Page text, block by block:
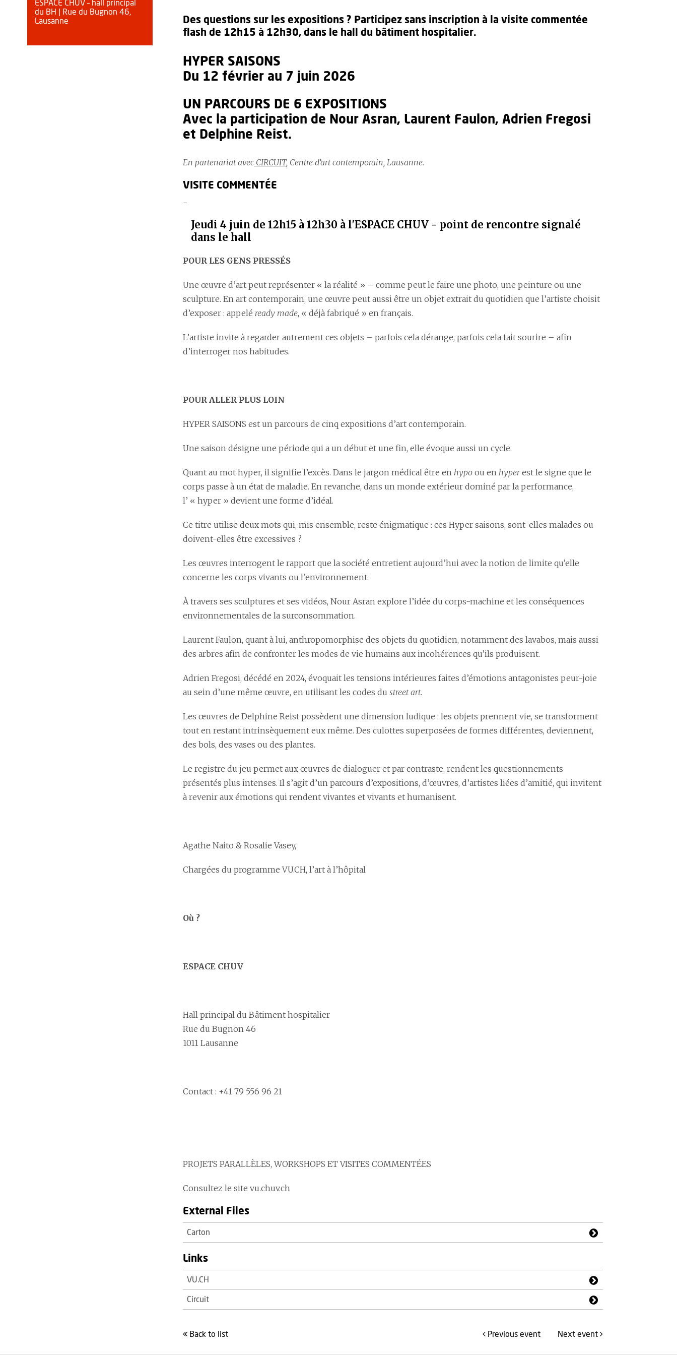
ESPACE CHUV – hall principal
du BH | Rue du Bugnon 46,
Lausanne
Des questions sur les expositions ? Participez sans inscription à la visite commentée
flash de 12h15 à 12h30, dans le hall du bâtiment hospitalier.
HYPER SAISONS
Du 12 février au 7 juin 2026
UN PARCOURS DE 6 EXPOSITIONS
Avec la participation de Nour Asran, Laurent Faulon, Adrien Fregosi
et Delphine Reist.
En partenariat avec CIRCUIT, Centre d’art contemporain, Lausanne.
VISITE COMMENTÉE
Jeudi 4 juin de 12h15 à 12h30 à l'ESPACE CHUV - point de rencontre signalé
dans le hall
POUR LES GENS PRESSÉS
Une œuvre d’art peut représenter « la réalité » – comme peut le faire une photo, une peinture ou une
sculpture. En art contemporain, une œuvre peut aussi être un objet extrait du quotidien que l’artiste choisit
d’exposer : appelé ready made, « déjà fabriqué » en français.
L’artiste invite à regarder autrement ces objets – parfois cela dérange, parfois cela fait sourire – afin
d’interroger nos habitudes.
POUR ALLER PLUS LOIN
HYPER SAISONS est un parcours de cinq expositions d’art contemporain.
Une saison désigne une période qui a un début et une fin, elle évoque aussi un cycle.
Quant au mot hyper, il signifie l’excès. Dans le jargon médical être en hypo ou en hyperest le signe que le
corps passe à un état de maladie. En revanche, dans un monde extérieur dominé par la performance,
l’ « hyper » devient une forme d’idéal.
Ce titre utilise deux mots qui, mis ensemble, reste énigmatique : ces Hyper saisons, sont-elles malades ou
doivent-elles être excessives ?
Les œuvres interrogent le rapport que la société entretient aujourd’hui avec la notion de limite qu’elle
concerne les corps vivants ou l’environnement.
À travers ses sculptures et ses vidéos, Nour Asran explore l’idée du corps-machine et les conséquences
environnementales de la surconsommation.
Laurent Faulon, quant à lui, anthropomorphise des objets du quotidien, notamment des lavabos, mais aussi
des arbres afin de confronter les modes de vie humains aux incohérences qu’ils produisent.
Adrien Fregosi, décédé en 2024, évoquait les tensions intérieures faites d’émotions antagonistes peur-joie
au sein d’une même œuvre, en utilisant les codes du street art.
Les œuvres de Delphine Reist possèdent une dimension ludique : les objets prennent vie, se transforment
tout en restant intrinsèquement eux même. Des culottes superposées de formes différentes, deviennent,
des bols, des vases ou des plantes.
Le registre du jeu permet aux œuvres de dialoguer et par contraste, rendent les questionnements
présentés plus intenses. Il s’agit d’un parcours d’expositions, d’œuvres, d’artistes liées d’amitié, qui invitent
à revenir aux émotions qui rendent vivantes et vivants et humanisent.
Agathe Naito & Rosalie Vasey,
Chargées du programme VU.CH, l’art à l’hôpital
Où ?
ESPACE CHUV
Hall principal du Bâtiment hospitalier
Rue du Bugnon 46
1011 Lausanne
Contact : +41 79 556 96 21
PROJETS PARALLÈLES, WORKSHOPS ET VISITES COMMENTÉES
Consultez le site vu.chuv.ch
External Files
Carton
Links
VU.CH
Circuit
back to list Previous event Next event